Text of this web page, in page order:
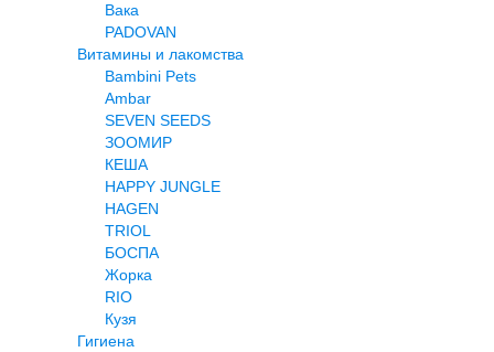
Вака
PADOVAN
Витамины и лакомства
Bambini Pets
Ambar
SEVEN SEEDS
ЗООМИР
КЕША
HAPPY JUNGLE
HAGEN
TRIOL
БОСПА
Жорка
RIO
Кузя
Гигиена